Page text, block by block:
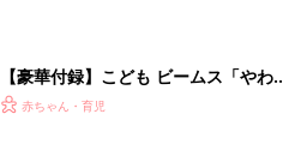
【豪華付録】こども ビームス「やわ
らかコットンスリーパー」が1冊に1つ
赤ちゃん・育児